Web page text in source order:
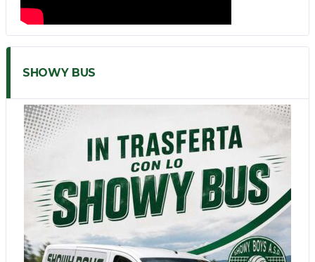
SHOWY BUS